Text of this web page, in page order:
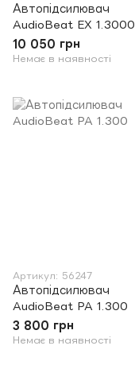
Автопідсилювач
AudioBeat EX 1.3000
10 050 грн
Немає в наявності
Артикул: 56247
Автопідсилювач
AudioBeat PA 1.300
3 800 грн
Немає в наявності